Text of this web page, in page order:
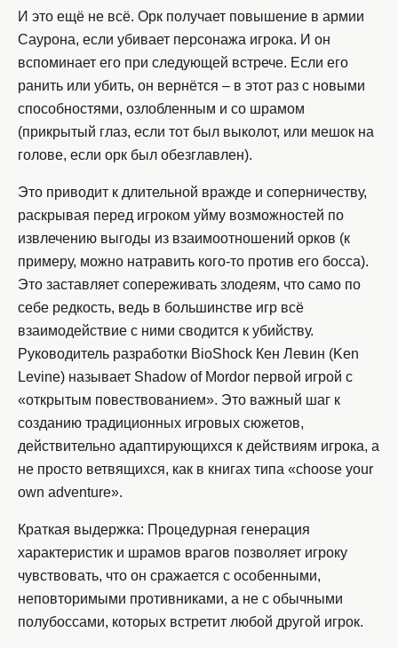
И это ещё не всё. Орк получает повышение в армии
Саурона, если убивает персонажа игрока. И он
вспоминает его при следующей встрече. Если его
ранить или убить, он вернётся – в этот раз с новыми
способностями, озлобленным и со шрамом
(прикрытый глаз, если тот был выколот, или мешок на
голове, если орк был обезглавлен).
Это приводит к длительной вражде и соперничеству,
раскрывая перед игроком уйму возможностей по
извлечению выгоды из взаимоотношений орков (к
примеру, можно натравить кого-то против его босса).
Это заставляет сопереживать злодеям, что само по
себе редкость, ведь в большинстве игр всё
взаимодействие с ними сводится к убийству.
Руководитель разработки BioShock Кен Левин (Ken
Levine) называет Shadow of Mordor первой игрой с
«открытым повествованием». Это важный шаг к
созданию традиционных игровых сюжетов,
действительно адаптирующихся к действиям игрока, а
не просто ветвящихся, как в книгах типа «choose your
own adventure».
Краткая выдержка: Процедурная генерация
характеристик и шрамов врагов позволяет игроку
чувствовать, что он сражается с особенными,
неповторимыми противниками, а не с обычными
полубоссами, которых встретит любой другой игрок.